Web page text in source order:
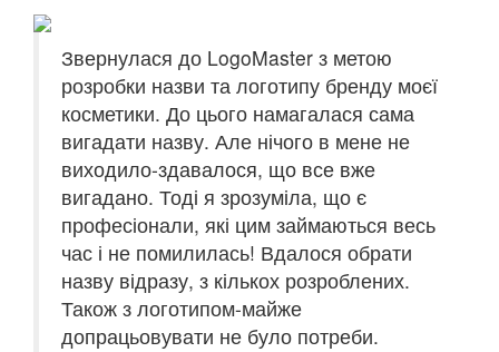
Звернулася до LogoMaster з метою
розробки назви та логотипу бренду моєї
косметики. До цього намагалася сама
вигадати назву. Але нічого в мене не
виходило-здавалося, що все вже
вигадано. Тоді я зрозуміла, що є
професіонали, які цим займаються весь
час і не помилилась! Вдалося обрати
назву відразу, з кількох розроблених.
Також з логотипом-майже
допрацьовувати не було потреби.